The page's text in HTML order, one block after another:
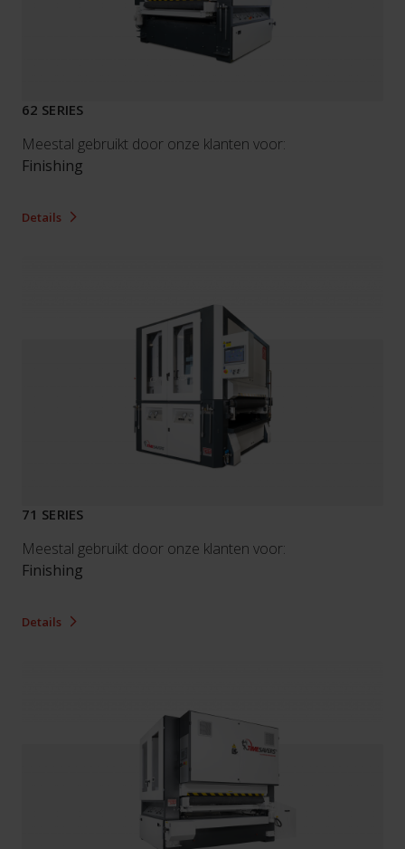
62 SERIES
Meestal gebruikt door onze klanten voor:
Finishing
Details
71 SERIES
Meestal gebruikt door onze klanten voor:
Finishing
Details